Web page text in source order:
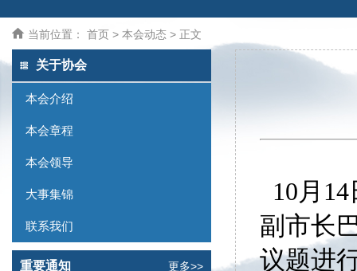
当前位置： 首页 > 本会动态 > 正文
关于协会
本会介绍
本会章程
本会领导
大事集锦
联系我们
重要通知 更多>>
10月
副市长
议题进